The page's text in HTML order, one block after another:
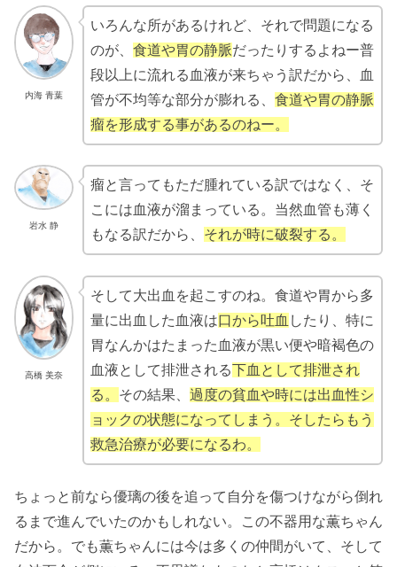
内海 青葉
いろんな所があるけれど、それで問題になる
のが、 食道や胃の静脈だったりするよねー普
段以上に流れる血液が来ちゃう訳だから、血
管が不均等な部分が膨れる、 食道や胃の静脈
瘤を形成する事があるのねー。
岩水 静
瘤と言ってもただ腫れている訳ではなく、そ
こには血液が溜まっている。当然血管も薄く
もなる訳だから、 それが時に破裂する。
高橋 美奈
そして大出血を起こすのね。食道や胃から多
量に出血した血液は口から吐血 したり、特に
胃なんかはたまった血液が黒い便や暗褐色の
血液として排泄される下血として排泄され
る。 その結果、 過度の貧血や時には出血性シ
ョックの状態になってしまう。そしたらもう
救急治療が必要になるわ。
ちょっと前なら優璃の後を追って自分を傷つけながら倒れ
るまで進んでいたのかもしれない。この不器用な薫ちゃん
だから。でも薫ちゃんには今は多くの仲間がいて、そして